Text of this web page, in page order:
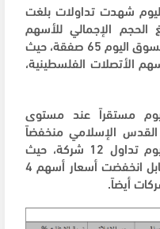
شهدت تداولات بلغت
فيما بلغ الحجم الإجمالي للأسهم
المتداولة 86,343 سهماً، وشهد السوق اليوم 65 صفقة، حيث
58% على أسهم الأتصلات الفلسطينية،
مستقراً عند مستوى
القدس الإسلامي منخفضاً
بنسبة 0.04%، وشهدت جلسة اليوم تداول 12 شركة، حيث
ارتفعت أسهم 4 شركات، في المقابل انخفضت أسعار أسهم 4